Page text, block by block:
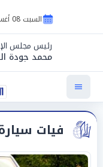
السبت 08 أغسطس 2026
رئيس مجلس
محمد جودة
فيات